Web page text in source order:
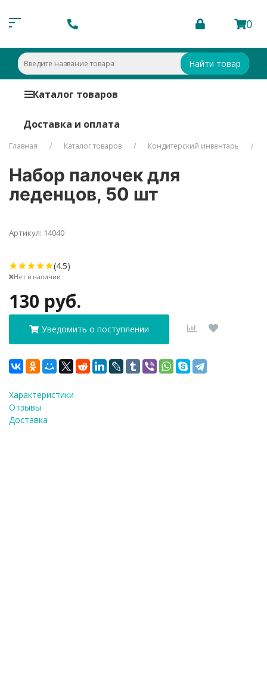
0
Найти товар
Каталог товаров
Доставка и оплата
Главная Каталог товаров Кондитерский инвентарь
Набор палочек для
леденцов, 50 шт
Артикул: 14040
(4.5)
Нет в наличии
130 руб.
Уведомить о поступлении
Характеристики
Отзывы
Доставка